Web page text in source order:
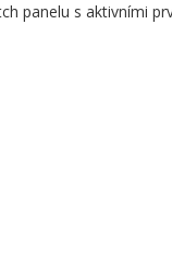
panelu s aktivními